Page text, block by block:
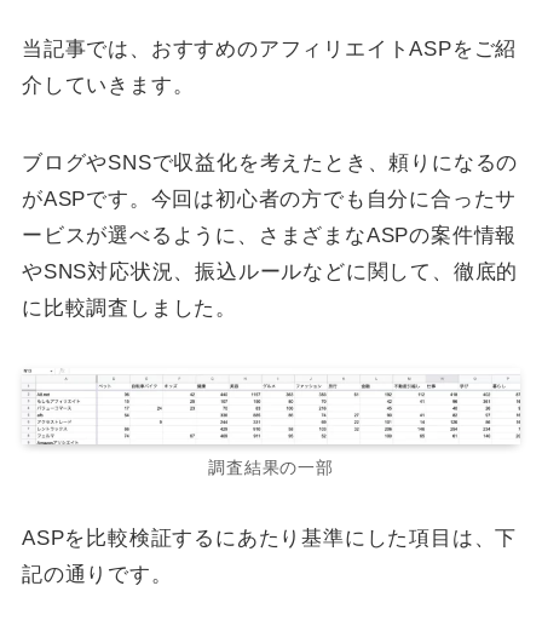
当記事では、おすすめのアフィリエイトASPをご紹
介していきます。
ブログやSNSで収益化を考えたとき、頼りになるの
がASPです。今回は初心者の方でも自分に合ったサ
ービスが選べるように、さまざまなASPの案件情報
やSNS対応状況、振込ルールなどに関して、徹底的
に比較調査しました。
調査結果の一部
ASPを比較検証するにあたり基準にした項目は、下
記の通りです。